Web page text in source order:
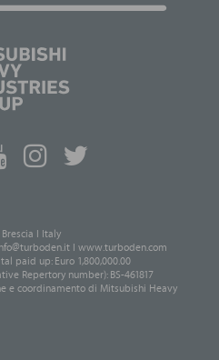
I Italy
I www.turboden.com
paid up: Euro 1,800,000.00
Repertory number): BS-461817
e coordinamento di Mitsubishi Heavy